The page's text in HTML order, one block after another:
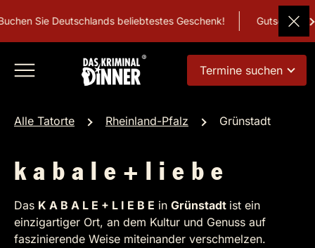
Sie Deutschlands beliebtestes Geschenk! Gutschein
Termine suchen
Alle Tatorte Rheinland-Pfalz Grünstadt
k a b a l e + l i e b e
Das K A B A L E + L I E B E in Grünstadt ist ein
einzigartiger Ort, an dem Kultur und Genuss auf
faszinierende Weise miteinander verschmelzen.